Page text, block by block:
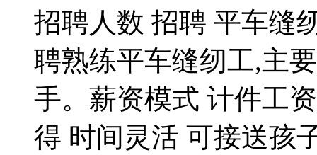
招聘人数 招聘 平车缝
聘熟练平车缝纫工,主
手。薪资模式 计件工
得 时间灵活 可接送孩